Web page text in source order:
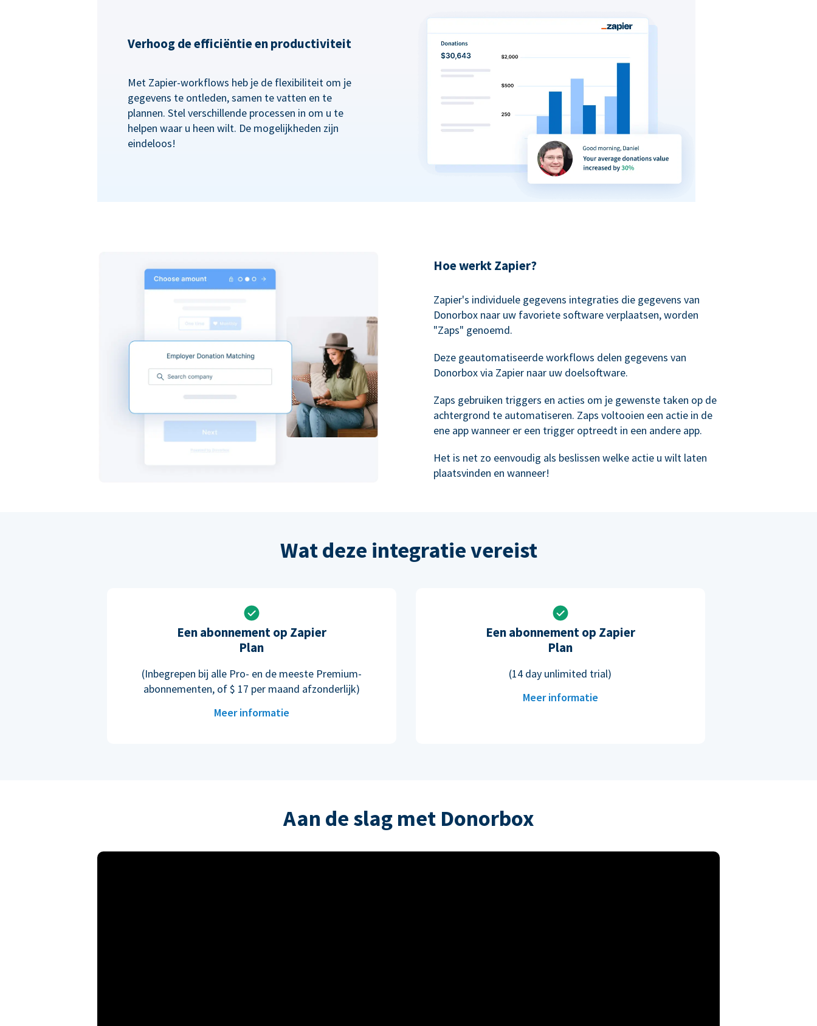
Verhoog de efficiëntie en productiviteit
Met Zapier-workflows heb je de flexibiliteit om je
gegevens te ontleden, samen te vatten en te
plannen. Stel verschillende processen in om u te
helpen waar u heen wilt. De mogelijkheden zijn
eindeloos!
Hoe werkt Zapier?
Zapier's individuele gegevens integraties die gegevens van
Donorbox naar uw favoriete software verplaatsen, worden
"Zaps" genoemd.
Deze geautomatiseerde workflows delen gegevens van
Donorbox via Zapier naar uw doelsoftware.
Zaps gebruiken triggers en acties om je gewenste taken op de
achtergrond te automatiseren. Zaps voltooien een actie in de
ene app wanneer er een trigger optreedt in een andere app.
Het is net zo eenvoudig als beslissen welke actie u wilt laten
plaatsvinden en wanneer!
Wat deze integratie vereist
Een abonnement op Zapier
Plan
(Inbegrepen bij alle Pro- en de meeste Premium-
abonnementen, of $ 17 per maand afzonderlijk)
Meer informatie
Een abonnement op Zapier
Plan
(14 day unlimited trial)
Meer informatie
Aan de slag met Donorbox